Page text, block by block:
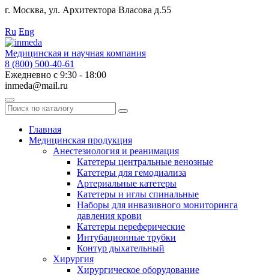
г. Москва, ул. Архитектора Власова д.55
Ru Eng
Медицинская и научная компания
8 (800) 500-40-61
Ежедневно с 9:30 - 18:00
inmeda@mail.ru
Поиск
по
каталогуГлавная
Медицинская продукция
Анестезиология и реанимация
Катетеры центральные венозные
Катетеры для гемодиализа
Артериальные катетеры
Катетеры и иглы спинальные
Наборы для инвазивного мониторинга
давления крови
Катетеры переферические
Интубационные трубки
Контур дыхательный
Хирургия
Хирургическое оборудование